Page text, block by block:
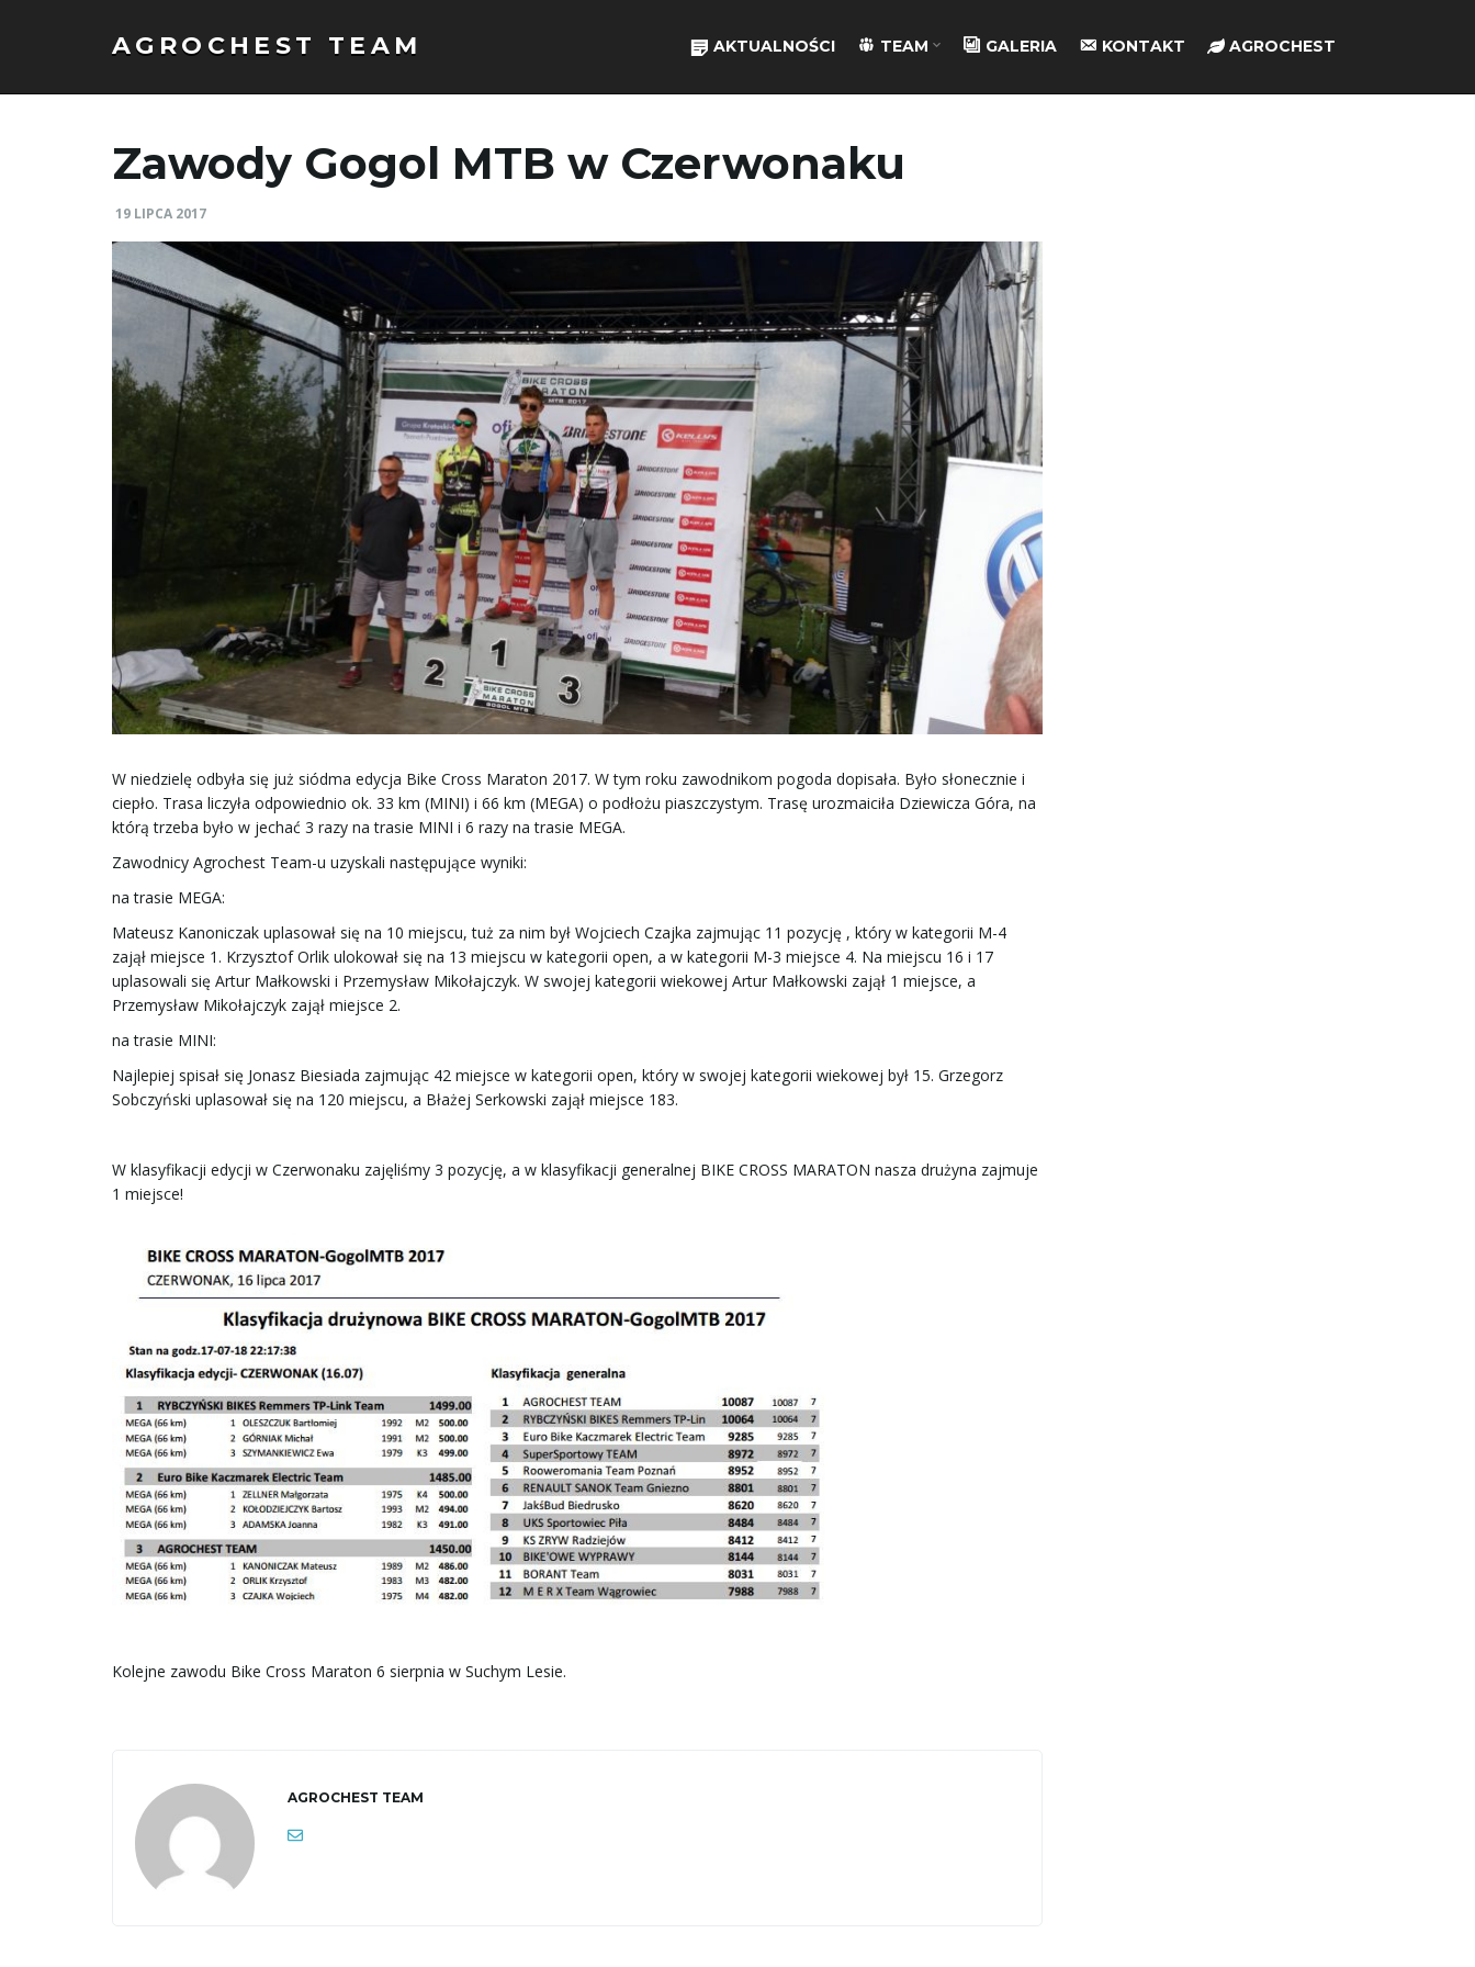
AGROCHEST TEAM AKTUALNOŚCI TEAM GALERIA KONTAKT AGROCHEST
Zawody Gogol MTB w Czerwonaku
19 LIPCA 2017
W niedzielę odbyła się już siódma edycja Bike Cross Maraton 2017. W tym roku zawodnikom pogoda dopisała. Było słonecznie i
ciepło. Trasa liczyła odpowiednio ok. 33 km (MINI) i 66 km (MEGA) o podłożu piaszczystym. Trasę urozmaiciła Dziewicza Góra, na
którą trzeba było w jechać 3 razy na trasie MINI i 6 razy na trasie MEGA.
Zawodnicy Agrochest Team-u uzyskali następujące wyniki:
na trasie MEGA:
Mateusz Kanoniczak uplasował się na 10 miejscu, tuż za nim był Wojciech Czajka zajmując 11 pozycję , który w kategorii M-4
zajął miejsce 1. Krzysztof Orlik ulokował się na 13 miejscu w kategorii open, a w kategorii M-3 miejsce 4. Na miejscu 16 i 17
uplasowali się Artur Małkowski i Przemysław Mikołajczyk. W swojej kategorii wiekowej Artur Małkowski zajął 1 miejsce, a
Przemysław Mikołajczyk zajął miejsce 2.
na trasie MINI:
Najlepiej spisał się Jonasz Biesiada zajmując 42 miejsce w kategorii open, który w swojej kategorii wiekowej był 15. Grzegorz
Sobczyński uplasował się na 120 miejscu, a Błażej Serkowski zajął miejsce 183.
W klasyfikacji edycji w Czerwonaku zajęliśmy 3 pozycję, a w klasyfikacji generalnej BIKE CROSS MARATON nasza drużyna zajmuje
1 miejsce!
Kolejne zawodu Bike Cross Maraton 6 sierpnia w Suchym Lesie.
AGROCHEST TEAM